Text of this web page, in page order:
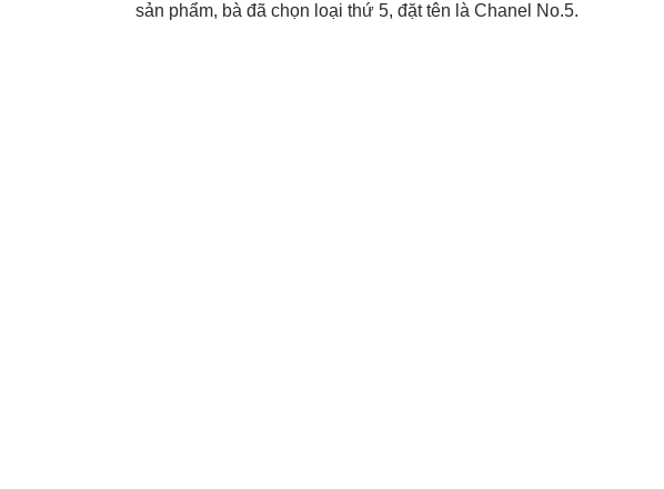
sản phẩm, bà đã chọn loại thứ 5, đặt tên là Chanel No.5.